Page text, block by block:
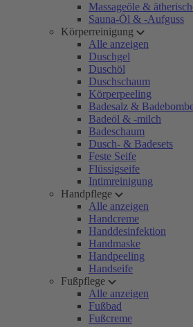
Massageöle &
Sauna-Öl & -Aufguss
Körperreinigung
Alle anzeigen
Duschgel
Duschöl
Duschschaum
Körperpeeling
Badesalz &
Badeöl & -milch
Badeschaum
Dusch- & Badesets
Feste Seife
Flüssigseife
Intimreinigung
Handpflege
Alle anzeigen
Handcreme
Handdesinfektion
Handmaske
Handpeeling
Handseife
Fußpflege
Alle anzeigen
Fußbad
Fußcreme